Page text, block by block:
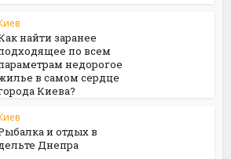
найти заранее
по всем
недорогое
в самом сердце
Киева?
и отдых в
Днепра